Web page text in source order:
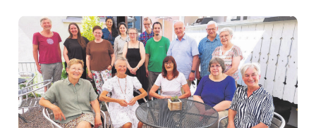
Stellen
Paper
Newsletter